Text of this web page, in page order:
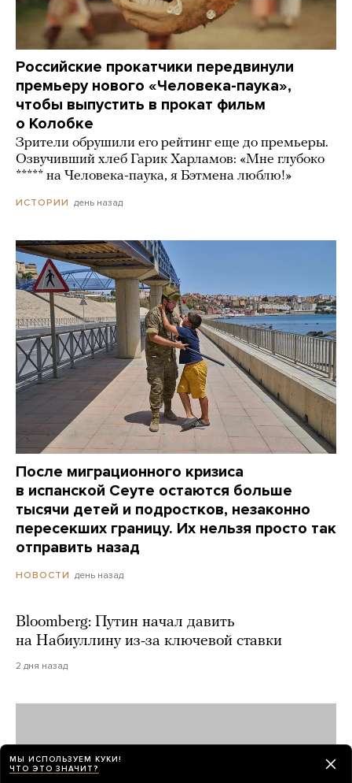
Российские прокатчики передвинули
премьеру нового «Человека-паука»,
чтобы выпустить в прокат фильм
о Колобке
Зрители обрушили его рейтинг еще до премьеры.
Озвучивший хлеб Гарик Харламов: «Мне глубоко
***** на Человека-паука, я Бэтмена люблю!»
ИСТОРИИ день назад
После миграционного кризиса
в испанской Сеуте остаются больше
тысячи детей и подростков, незаконно
пересекших границу. Их нельзя просто так
отправить назад
НОВОСТИ день назад
Bloomberg: Путин начал давить
на Набиуллину из-за ключевой ставки
2 дня назад
МЫ ИСПОЛЬЗУЕМ КУКИ!
ЧТО ЭТО ЗНАЧИТ?